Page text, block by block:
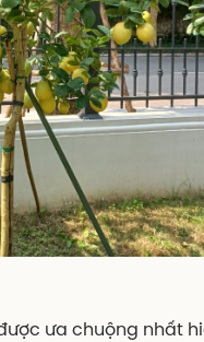
ưa chuộng nhất